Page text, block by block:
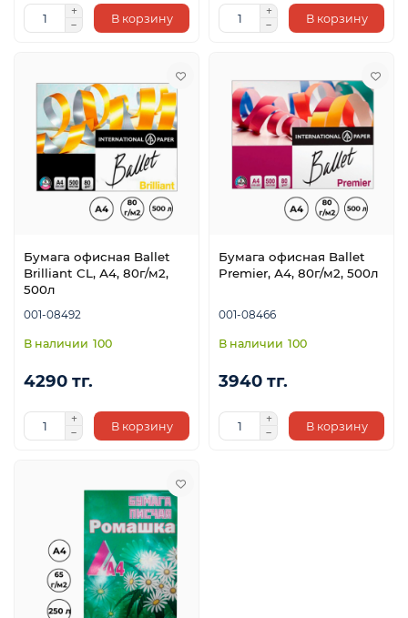
В корзину В корзину
Бумага офисная Ballet
Brilliant CL, А4, 80г/м2,
500л
001-08492
100
4290 тг.
В корзину
Бумага офисная Ballet
Premier, А4, 80г/м2, 500л
001-08466
100
3940 тг.
В корзину